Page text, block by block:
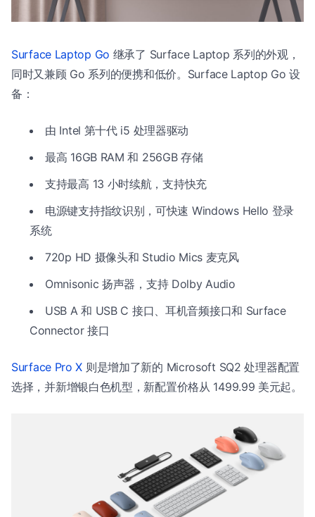
Surface Laptop Go 继承了 Surface Laptop 系列的外观，
同时又兼顾 Go 系列的便携和低价。Surface Laptop Go 设
备：
由 Intel 第十代 i5 处理器驱动
最高 16GB RAM 和 256GB 存储
支持最高 13 小时续航，支持快充
电源键支持指纹识别，可快速 Windows Hello 登录
系统
720p HD 摄像头和 Studio Mics 麦克风
Omnisonic 扬声器，支持 Dolby Audio
USB A 和 USB C 接口、耳机音频接口和 Surface
Connector 接口
Surface Pro X 则是增加了新的 Microsoft SQ2 处理器配置
选择，并新增银白色机型，新配置价格从 1499.99 美元起。